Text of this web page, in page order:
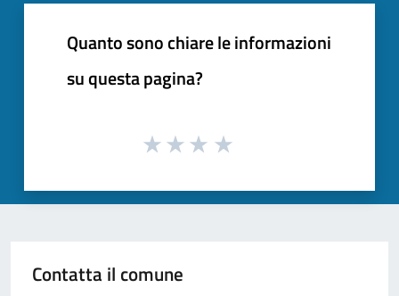
Quanto sono chiare le informazioni
su questa pagina?
Contatta il comune